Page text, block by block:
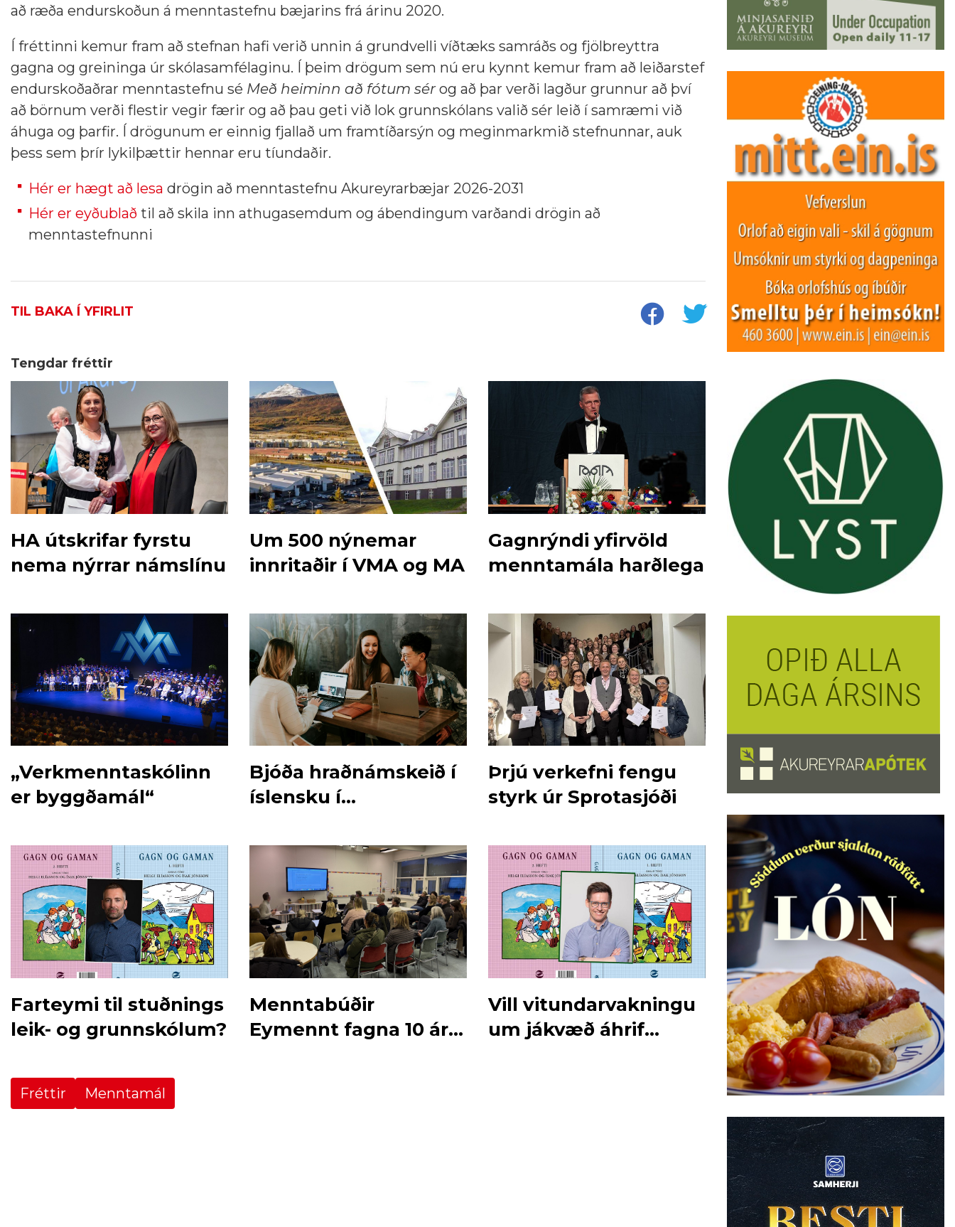
að ræða endurskoðun á menntastefnu bæjarins frá árinu 2020.
Í fréttinni kemur fram að stefnan hafi verið unnin á grundvelli víðtæks samráðs og fjölbreyttra
gagna og greininga úr skólasamfélaginu. Í þeim drögum sem nú eru kynnt kemur fram að leiðarstef
endurskoðaðrar menntastefnu sé Með heiminn að fótum sérog að þar verði lagður grunnur að því
að börnum verði flestir vegir færir og að þau geti við lok grunnskólans valið sér leið í samræmi við
áhuga og þarfir. Í drögunum er einnig fjallað um framtíðarsýn og meginmarkmið stefnunnar, auk
þess sem þrír lykilþættir hennar eru tíundaðir.
Hér er hægt að lesa drögin að menntastefnu Akureyrarbæjar 2026-2031
Hér er eyðublað til að skila inn athugasemdum og ábendingum varðandi drögin að
menntastefnunni
TIL BAKA Í YFIRLIT
Tengdar fréttir
HA útskrifar fyrstu
nema nýrrar námslínu
Um 500 nýnemar
innritaðir í VMA og MA
Gagnrýndi yfirvöld
menntamála harðlega
„Verkmenntaskólinn
er byggðamál“
Bjóða hraðnámskeið í
íslensku í
Þrjú verkefni fengu
styrk úr Sprotasjóði
Farteymi til stuðnings
leik- og grunnskólum?
Menntabúðir
Eymennt fagna 10 ára
Vill vitundarvakningu
um jákvæð áhrif
Fréttir Menntamál